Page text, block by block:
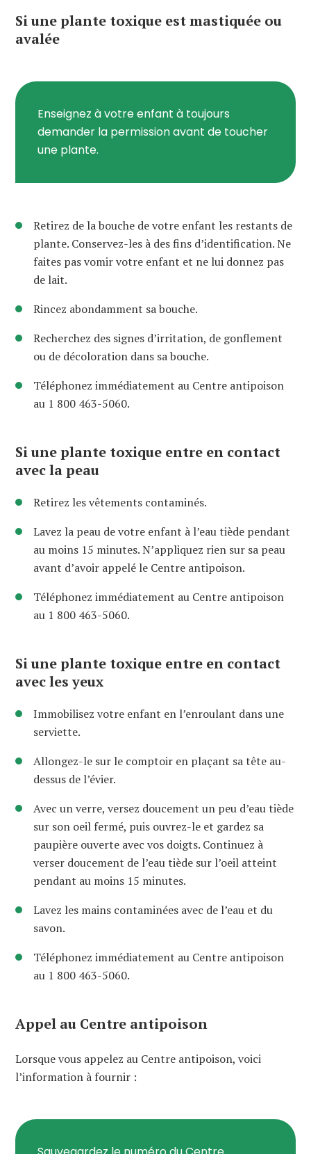
Si une plante toxique est mastiquée ou
avalée
Enseignez à votre enfant à toujours
demander la permission avant de toucher
une plante.
Retirez de la bouche de votre enfant les restants de
plante. Conservez-les à des fins d’identification. Ne
faites pas vomir votre enfant et ne lui donnez pas
de lait.
Rincez abondamment sa bouche.
Recherchez des signes d’irritation, de gonflement
ou de décoloration dans sa bouche.
Téléphonez immédiatement au Centre antipoison
au 1 800 463-5060.
Si une plante toxique entre en contact
avec la peau
Retirez les vêtements contaminés.
Lavez la peau de votre enfant à l’eau tiède pendant
au moins 15 minutes. N’appliquez rien sur sa peau
avant d’avoir appelé le Centre antipoison.
Téléphonez immédiatement au Centre antipoison
au 1 800 463-5060.
Si une plante toxique entre en contact
avec les yeux
Immobilisez votre enfant en l’enroulant dans une
serviette.
Allongez-le sur le comptoir en plaçant sa tête au-
dessus de l’évier.
Avec un verre, versez doucement un peu d’eau tiède
sur son oeil fermé, puis ouvrez-le et gardez sa
paupière ouverte avec vos doigts. Continuez à
verser doucement de l’eau tiède sur l’oeil atteint
pendant au moins 15 minutes.
Lavez les mains contaminées avec de l’eau et du
savon.
Téléphonez immédiatement au Centre antipoison
au 1 800 463-5060.
Appel au Centre antipoison
Lorsque vous appelez au Centre antipoison, voici
l’information à fournir :